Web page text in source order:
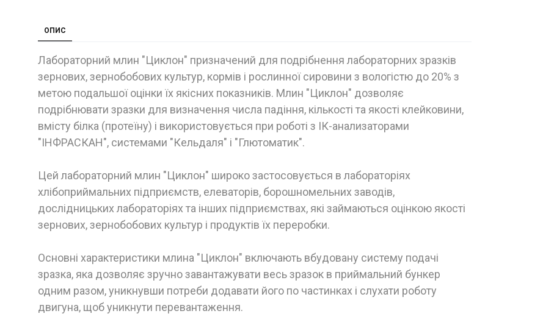
ОПИС
Лабораторний млин "Циклон" призначений для подрібнення лабораторних зразків
зернових, зернобобових культур, кормів і рослинної сировини з вологістю до 20% з
метою подальшої оцінки їх якісних показників. Млин "Циклон" дозволяє
подрібнювати зразки для визначення числа падіння, кількості та якості клейковини,
вмісту білка (протеїну) і використовується при роботі з ІК-анализаторами
"ІНФРАСКАН", системами "Кельдаля" і "Глютоматик".
Цей лабораторний млин "Циклон" широко застосовується в лабораторіях
хлібоприймальних підприємств, елеваторів, борошномельних заводів,
дослідницьких лабораторіях та інших підприємствах, які займаються оцінкою якості
зернових, зернобобових культур і продуктів їх переробки.
Основні характеристики млина "Циклон" включають вбудовану систему подачі
зразка, яка дозволяє зручно завантажувати весь зразок в приймальний бункер
одним разом, уникнувши потреби додавати його по частинках і слухати роботу
двигуна, щоб уникнути перевантаження.